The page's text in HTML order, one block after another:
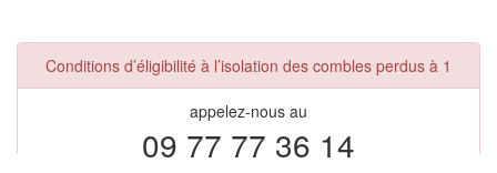
Conditions d’éligibilité à l’isolation des combles perdus à 1
appelez-nous au
09 77 77 36 14